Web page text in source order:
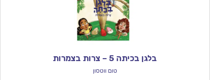
בלגן בכיתה 5 – צרות בצמרות
טום ווטסון